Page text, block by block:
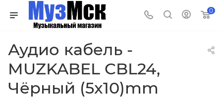
0
Аудио кабель -
MUZKABEL CBL24,
Чёрный (5x10)mm